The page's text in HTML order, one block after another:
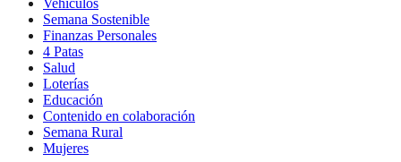
Semana Sostenible
Finanzas Personales
4 Patas
Salud
Loterías
Educación
Contenido en colaboración
Semana Rural
Mujeres